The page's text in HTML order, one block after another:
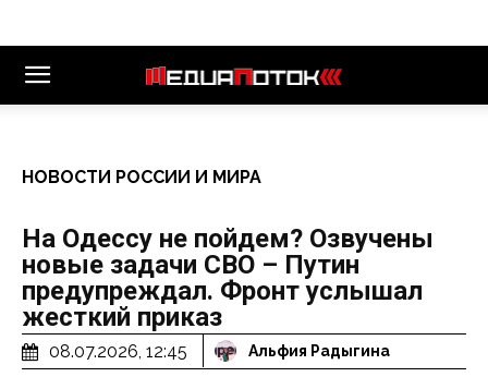
НОВОСТИ РОССИИ И МИРА
На Одессу не пойдем? Озвучены
новые задачи СВО – Путин
предупреждал. Фронт услышал
жесткий приказ
08.07.2026, 12:45 Альфия Радыгина